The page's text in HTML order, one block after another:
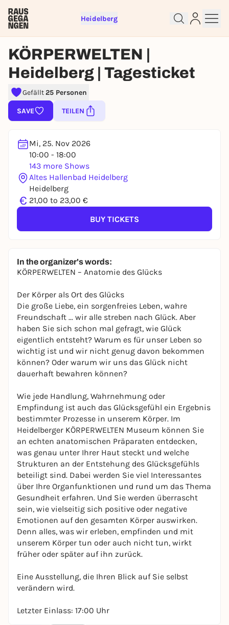
Heidelberg
KÖRPERWELTEN |
Heidelberg | Tagesticket
Gefällt25 Personen
SAVE TEILEN
Mi, 25. Nov 2026
10:00 - 18:00
143 more Shows
Altes Hallenbad Heidelberg
Heidelberg
€ 21,00 to 23,00 €
BUY TICKETS
In the organizer's words:
KÖRPERWELTEN – Anatomie des Glücks
Der Körper als Ort des Glücks
Die große Liebe, ein sorgenfreies Leben, wahre
Freundschaft ... wir alle streben nach Glück. Aber
haben Sie sich schon mal gefragt, wie Glück
eigentlich entsteht? Warum es für unser Leben so
wichtig ist und wir nicht genug davon bekommen
können? Oder warum wir uns das Glück nicht
dauerhaft bewahren können?
Wie jede Handlung, Wahrnehmung oder
Empfindung ist auch das Glücksgefühl ein Ergebnis
bestimmter Prozesse in unserem Körper. Im
Heidelberger KÖRPERWELTEN Museum können Sie
an echten anatomischen Präparaten entdecken,
was genau unter Ihrer Haut steckt und welche
Strukturen an der Entstehung des Glücksgefühls
beteiligt sind. Dabei werden Sie viel Interessantes
über Ihre Organfunktionen und rund um das Thema
Gesundheit erfahren. Und Sie werden überrascht
sein, wie vielseitig sich positive oder negative
Emotionen auf den gesamten Körper auswirken.
Denn alles, was wir erleben, empfinden und mit
unserem Körper tun oder auch nicht tun, wirkt
früher oder später auf ihn zurück.
Eine Ausstellung, die Ihren Blick auf Sie selbst
verändern wird.
Letzter Einlass: 17:00 Uhr
Sign up for free and get started
right away
REGISTER FOR FREE NOW
You already have an account?